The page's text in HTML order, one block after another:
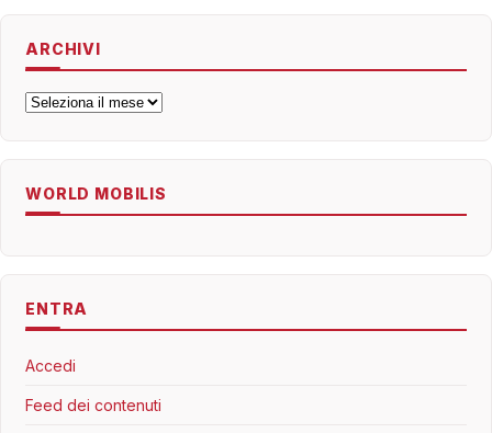
ARCHIVI
Archivi
WORLD MOBILIS
ENTRA
Accedi
Feed dei contenuti